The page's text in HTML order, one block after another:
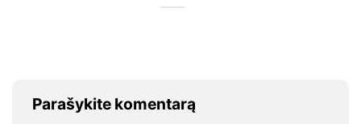
Parašykite komentarą